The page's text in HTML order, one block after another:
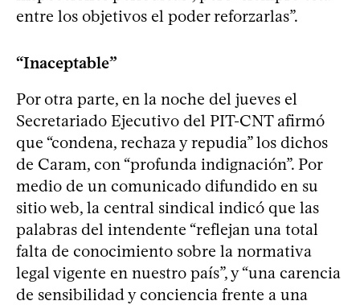
entre los objetivos el poder reforzarlas”.
“Inaceptable”
Por otra parte, en la noche del jueves el
Secretariado Ejecutivo del PIT-CNT afirmó
que “condena, rechaza y repudia” los dichos
de Caram, con “profunda indignación”. Por
medio de un comunicado difundido en su
sitio web, la central sindical indicó que las
palabras del intendente “reflejan una total
falta de conocimiento sobre la normativa
legal vigente en nuestro país”, y “una carencia
de sensibilidad y conciencia frente a una